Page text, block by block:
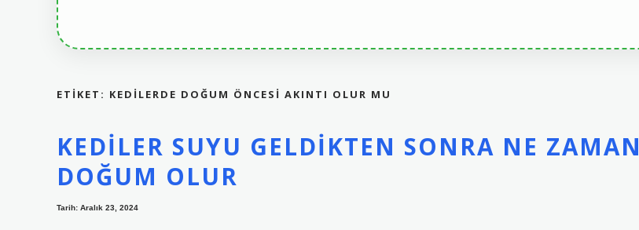
ETIKET: KEDILERDE DOĞUM ÖNCESI AKINTI OLUR MU
KEDILER SUYU GELDIKTEN SONRA NE ZAMAN
DOĞUM OLUR
Tarih: Aralık 23, 2024